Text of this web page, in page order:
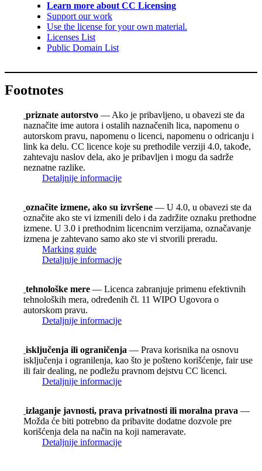
Learn more about CC Licensing
Support our work
Use the license for your own material.
Licenses List
Public Domain List
Footnotes
priznate autorstvo — Ako je pribavljeno, u obavezi ste da
naznačite ime autora i ostalih naznačenih lica, napomenu o
autorskom pravu, napomenu o licenci, napomenu o odricanju i
link ka delu. CC licence koje su prethodile verziji 4.0, takođe,
zahtevaju naslov dela, ako je pribavljen i mogu da sadrže
neznatne razlike.
Detaljnije informacije
označite izmene, ako su izvršene — U 4.0, u obavezi ste da
označite ako ste vi izmenili delo i da zadržite oznaku prethodne
izmene. U 3.0 i prethodnim licencnim verzijama, označavanje
izmena je zahtevano samo ako ste vi stvorili preradu.
Marking guide
Detaljnije informacije
tehnološke mere — Licenca zabranjuje primenu efektivnih
tehnoloških mera, određenih čl. 11 WIPO Ugovora o
autorskom pravu.
Detaljnije informacije
isključenja ili ograničenja — Prava korisnika na osnovu
isključenja i ogranilenja, kao što je pošteno korišćenje, fair use
ili fair dealing, ne podležu pravnom dejstvu CC licenci.
Detaljnije informacije
izlaganje javnosti, prava privatnosti ili moralna prava —
Možda će biti potrebno da pribavite dodatne dozvole pre
korišćenja dela na način na koji nameravate.
Detaljnije informacije